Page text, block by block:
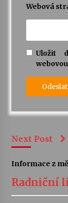
Webová
Uložit
Next Post
Informace z
Radniční